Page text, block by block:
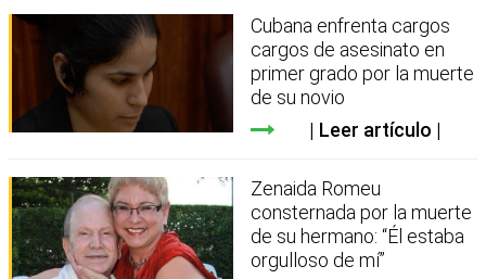
Cubana enfrenta cargos
cargos de asesinato en
primer grado por la muerte
de su novio
Leer artículo
Zenaida Romeu
consternada por la muerte
de su hermano: “Él estaba
orgulloso de mí”